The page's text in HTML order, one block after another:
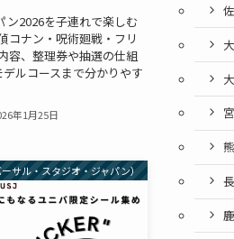
ン2026を子連れで楽しむ
コナン・呪術廻戦・フリ
容、整理券や抽選の仕組
ルコースまで分かりやす
年1月25日
サル・スタジオ・ジャパン）